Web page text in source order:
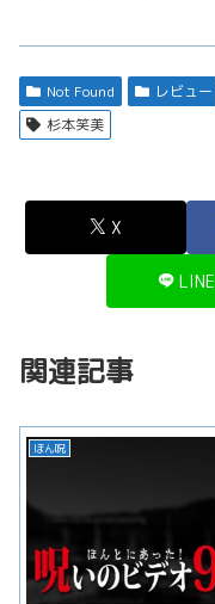
Not Found レビュー
杉本笑美
X
LINE
関連記事
ほん呪